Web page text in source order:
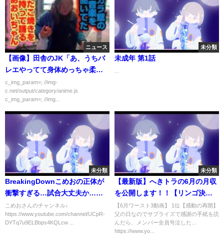
ニュース
【画像】田舎のJK「あ、うちバ
レエやってて身体めっちゃ柔ら
かいよ！笑」
c_img_param=; //img-
c.net/output/category/anime.js
c_img_param=; //img...
未分類
未成年 第1話
未分類
BreakingDownこめおの正体が
衝撃すぎる…試合大丈夫か…
【朝倉未来】
こめおさんのチャンネル↓
https://www.youtube.com/channel/UCpR-
DYTq7u9ELBbps4KQLcw ...
未分類
【最新版】へきトラの6月の月収
を公開します！！【リンゴ決算
会】
【6月ワースト3動画】 1位【感動の再開】
父の日なのでサプライズで感謝の手紙を読
んだら、メンバー全員号泣した…
https://www.yo...